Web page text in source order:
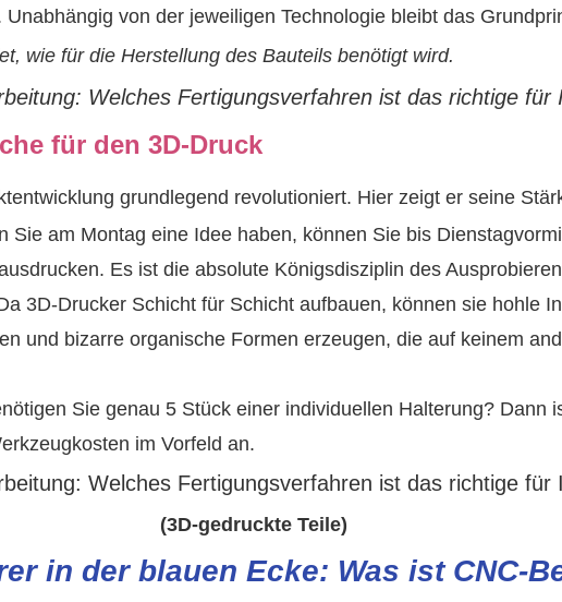
von der jeweiligen Technologie bleibt das
wie für die Herstellung des Bauteils benötigt wird.
für den 3D-Druck
grundlegend revolutioniert. Hier zeigt er seine
Sie am Montag eine Idee haben, können Sie bis
Es ist die absolute Königsdisziplin des
3D-Drucker Schicht für Schicht aufbauen, können sie hohle
und bizarre organische Formen erzeugen, die auf keinem
Sie genau 5 Stück einer individuellen Halterung? Dann
im Vorfeld an.
(3D-gedruckte Teile)
in der blauen Ecke: Was ist CNC-